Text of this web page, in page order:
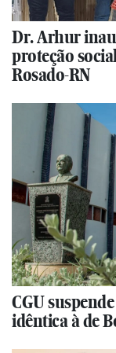
Dr. Arhur
proteção
Rosado-RN
CGU
idêntica à de